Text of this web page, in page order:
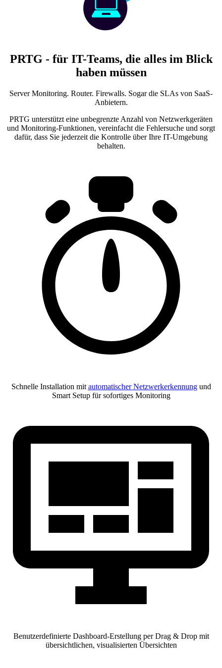
PRTG - für IT-Teams, die alles im Blick
haben müssen
Server Monitoring. Router. Firewalls. Sogar die SLAs von SaaS-
Anbietern.
PRTG unterstützt eine unbegrenzte Anzahl von Netzwerkgeräten
und Monitoring-Funktionen, vereinfacht die Fehlersuche und sorgt
dafür, dass Sie jederzeit die Kontrolle über Ihre IT-Umgebung
behalten.
Schnelle Installation mit automatischer Netzwerkerkennungund
Smart Setup für sofortiges Monitoring
Benutzerdefinierte Dashboard-Erstellung per Drag & Drop mit
übersichtlichen, visualisierten Übersichten